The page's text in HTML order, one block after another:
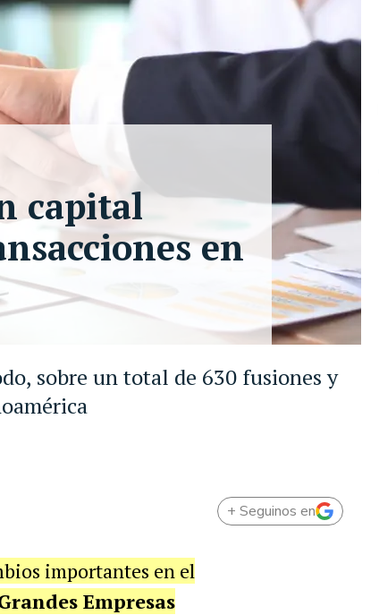
sobre un total de 630 fusiones y
capital
en
+ Seguinos en
importantes en el
Empresas